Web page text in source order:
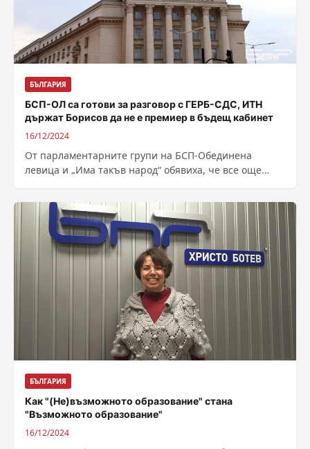
БЪЛГАРИЯ
БСП-ОЛ са готови за разговор с ГЕРБ-СДС, ИТН
държат Борисов да не е премиер в бъдещ кабинет
16/12/2024
От парламентарните групи на БСП-Обединена
левица и „Има такъв народ“ обявиха, че все още
БЪЛГАРИЯ
Как "(Не)възможното образование" стана
"Възможното образование"
16/12/2024